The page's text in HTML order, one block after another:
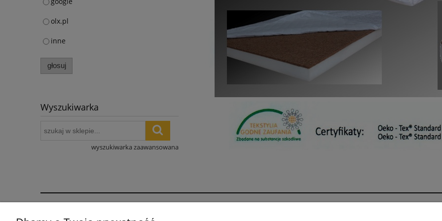
olx.pl
inne
głosuj
Wyszukiwarka
wyszukiwarka zaawansowana